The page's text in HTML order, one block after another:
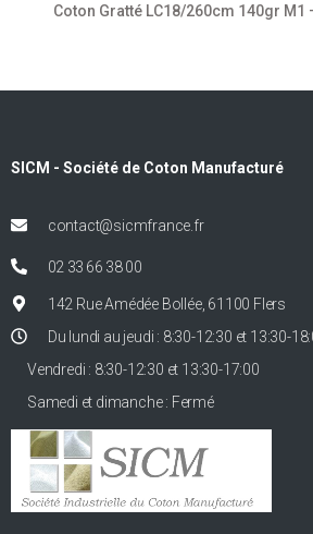
Coton Gratté LC18/260cm 140gr M1
SICM - Société de Coton Manufacturé
contact@sicmfrance.fr
02 33 66 38 00
142 Rue Amédée Bollée, 61100 Flers
Du lundi au jeudi : 8:30-12:30 et 13:30-
Vendredi : 8:30-12:30 et 13:30-17:00
Samedi et dimanche : Fermé